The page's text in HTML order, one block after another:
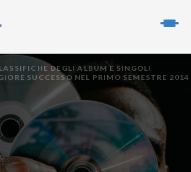
DEGLI ALBUM E SINGOLI
SUCCESSO NEL PRIMO SEMESTRE 2014